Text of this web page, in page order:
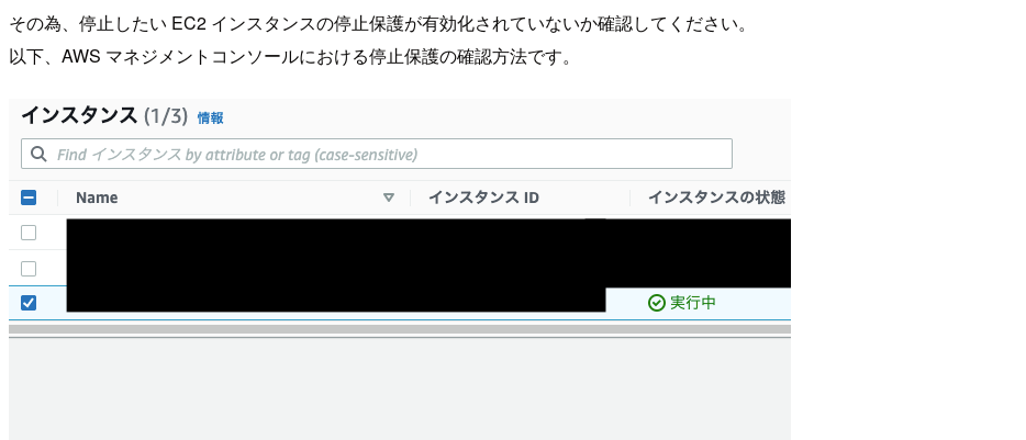
その為、停止したい EC2 インスタンスの停止保護が有効化されていないか確認してください。
以下、AWS マネジメントコンソールにおける停止保護の確認方法です。